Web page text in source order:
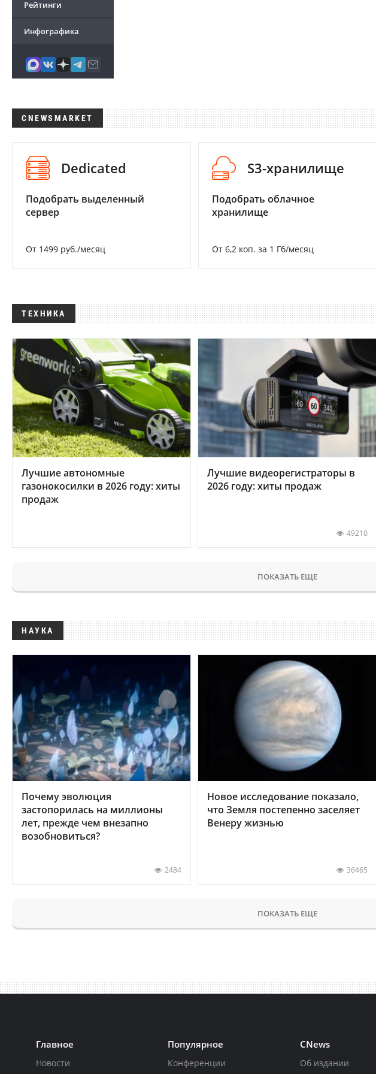
Рейтинги
Инфографика
CNEWSMARKET
Dedicated
Подобрать выделенный
сервер
От 1499 руб./месяц
S3-хранилище
Подобрать облачное
хранилище
От 6,2 коп. за 1 Гб/месяц
ТЕХНИКА
Лучшие автономные
газонокосилки в 2026 году: хиты
продаж
Лучшие видеорегистраторы в
2026 году: хиты продаж
49210
ПОКАЗАТЬ ЕЩЕ
НАУКА
Почему эволюция
застопорилась на миллионы
лет, прежде чем внезапно
возобновиться?
2484
Новое исследование показало,
что Земля постепенно заселяет
Венеру жизнью
36465
ПОКАЗАТЬ ЕЩЕ
Главное
Новости
Популярное
Конференции
CNews
Об издании